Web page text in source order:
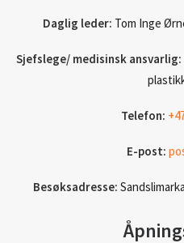
Daglig leder: Tom Inge
Sjefslege/ medisinsk ansvarlig:
Telefon:
E-post:
Besøksadresse: